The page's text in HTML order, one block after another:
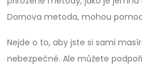
Dornova metoda, mohou
Nejde o to, aby jste si sami
nebezpečné. Ale můžete